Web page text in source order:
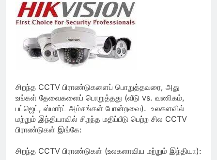
சிறந்த CCTV பிராண்டுகளைப் பொறுத்தவரை, அது
உங்கள் தேவைகளைப் பொறுத்தது (வீடு vs. வணிகம்,
பட்ஜெட், ஸ்மார்ட் அம்சங்கள் போன்றவை). உலகளவில்
மற்றும் இந்தியாவில் சிறந்த மதிப்பீடு பெற்ற சில CCTV
பிராண்டுகள் இங்கே:
சிறந்த CCTV பிராண்டுகள் (உலகளாவிய மற்றும் இந்தியா):